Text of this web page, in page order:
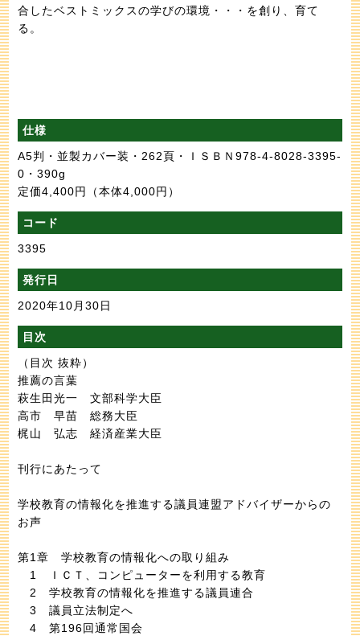
合したベストミックスの学びの環境・・・を創り、育て
る。
仕様
A5判・並製カバー装・262頁・ＩＳＢＮ978-4-8028-3395-
0・390g
定価4,400円
（本体4,000円）
コード
3395
発行日
2020年10月30日
目次
（目次 抜粋）
推薦の言葉
萩生田光一 文部科学大臣
高市 早苗 総務大臣
梶山 弘志 経済産業大臣
刊行にあたって
学校教育の情報化を推進する議員連盟アドバイザーからの
お声
第1章 学校教育の情報化への取り組み
1 ＩＣＴ、コンピューターを利用する教育
2 学校教育の情報化を推進する議員連合
3 議員立法制定へ
4 第196回通常国会